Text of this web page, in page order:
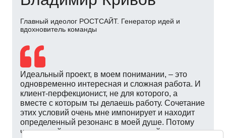
Наставник молодых специалистов
У сайта множество составляющих. С первого
взгляда сложно понять, что визитная карточка
Вашей компании – это результат совместной
работы многих специалистов. РОСТСАЙТ
старается не только удовлетворить пожелания
клиентов, но и сделать свою работу
максимально качественно, как если бы мы
делали ее для себя.